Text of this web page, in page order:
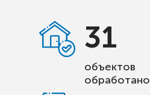
31
объектов
обработано